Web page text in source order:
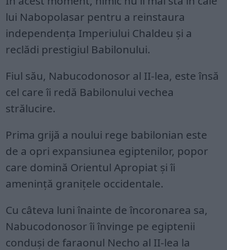
lui Nabopolasar pentru a reinstaura
independența Imperiului Chaldeu și a
reclădi prestigiul Babilonului.
Fiul său, Nabucodonosor al II-lea, este însă
cel care îi redă Babilonului vechea
strălucire.
Prima grijă a noului rege babilonian este
de a opri expansiunea egiptenilor, popor
care domină Orientul Apropiat și îi
amenință granițele occidentale.
Cu câteva luni înainte de încoronarea sa,
Nabucodonosor îi învinge pe egiptenii
conduși de faraonul Necho al II-lea la